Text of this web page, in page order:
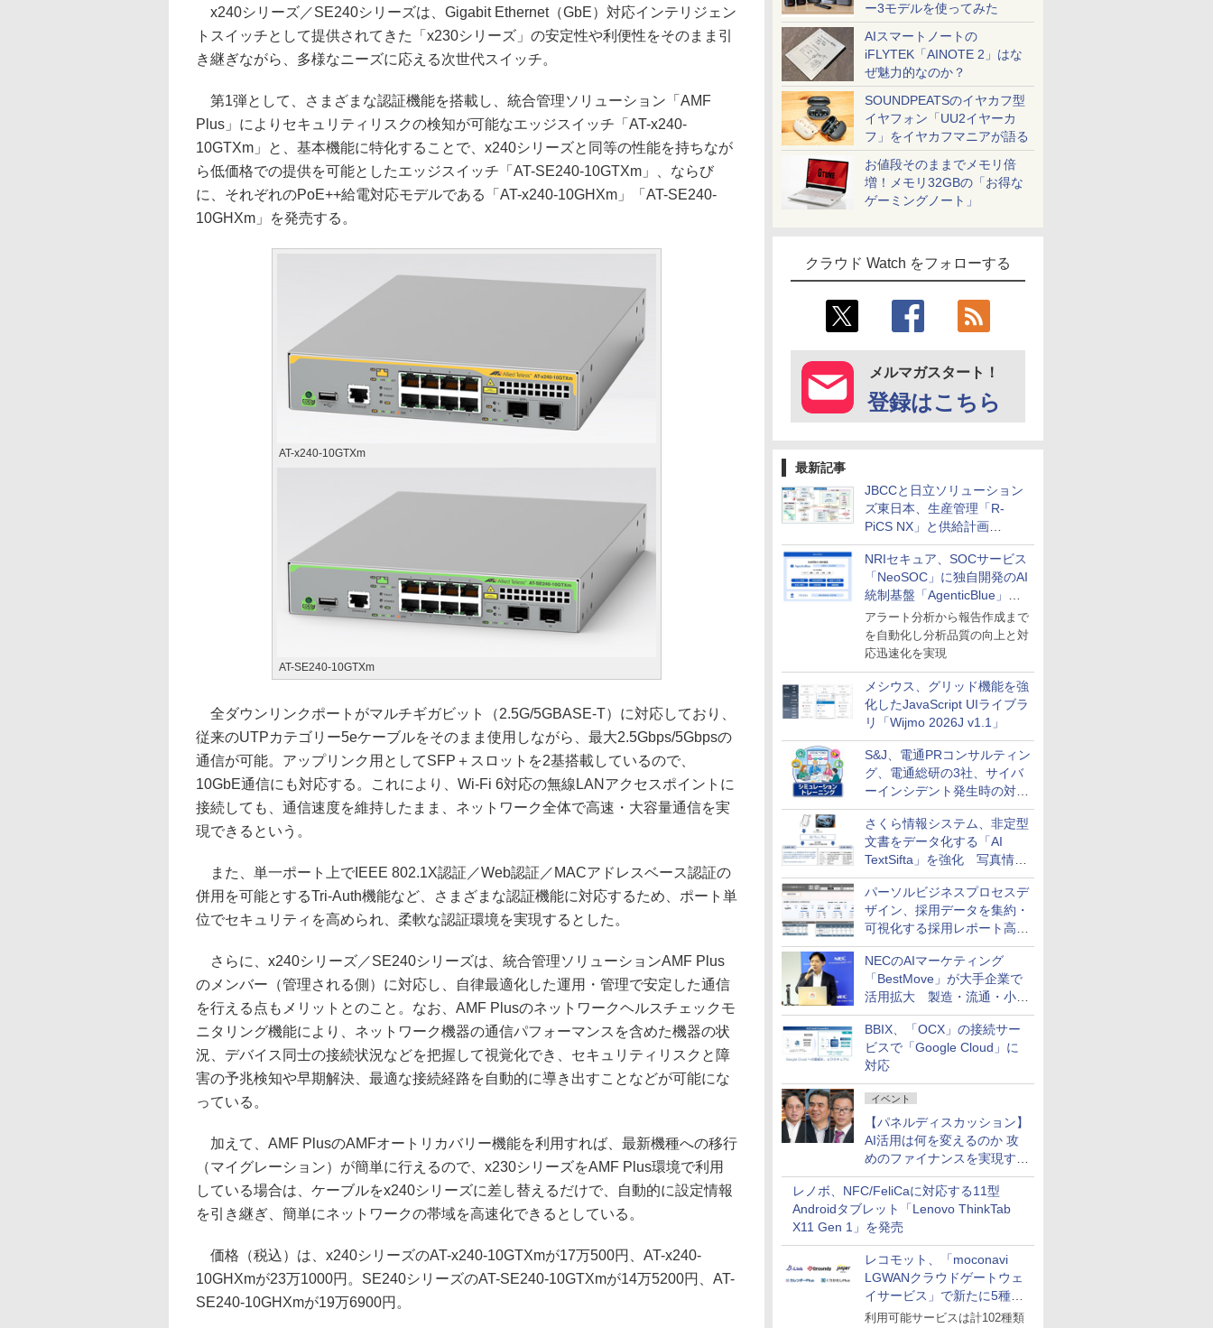
ー3モデルを使ってみた
AIスマートノートの
iFLYTEK「AINOTE 2」はな
ぜ魅力的なのか？
SOUNDPEATSのイヤカフ型
イヤフォン「UU2イヤーカ
フ」をイヤカフマニアが語る
お値段そのままでメモリ倍
増！メモリ32GBの「お得な
ゲーミングノート」
クラウド Watch をフォローする
メルマガスタート！
登録はこちら
最新記事
JBCCと日立ソリューション
ズ東日本、生産管理「R-
PiCS NX」と供給計画
「scSQUARE ISP」の連携サ
ービスを提供開始
NRIセキュア、SOCサービス
「NeoSOC」に独自開発のAI
統制基盤「AgenticBlue」を
導入
アラート分析から報告作成まで
を自動化し分析品質の向上と対
応迅速化を実現
メシウス、グリッド機能を強
化したJavaScript UIライブラ
リ「Wijmo 2026J v1.1」
S&J、電通PRコンサルティン
グ、電通総研の3社、サイバ
ーインシデント発生時の対応
と危機管理広報を一体的に訓
練するプログラムを提供
さくら情報システム、非定型
文書をデータ化する「AI
TextSifta」を強化 写真情報
のデータ化などに対応
パーソルビジネスプロセスデ
ザイン、採用データを集約・
可視化する採用レポート高速
化サービスを提供
NECのAIマーケティング
「BestMove」が大手企業で
活用拡大 製造・流通・小売
企業・広告代理店などが実装
フェーズへ
BBIX、「OCX」の接続サー
ビスで「Google Cloud」に
対応
イベント
【パネルディスカッション】
AI活用は何を変えるのか 攻
めのファイナンスを実現する
業務設計とマインドセット変
革
レノボ、NFC/FeliCaに対応する11型
Androidタブレット「Lenovo ThinkTab
X11 Gen 1」を発売
レコモット、「moconavi
LGWANクラウドゲートウェ
イサービス」で新たに5種類
のサービスと連携開始
利用可能サービスは計102種類
x240シリーズ／SE240シリーズは、Gigabit Ethernet（GbE）対応インテリジェン
トスイッチとして提供されてきた「x230シリーズ」の安定性や利便性をそのまま引
き継ぎながら、多様なニーズに応える次世代スイッチ。
第1弾として、さまざまな認証機能を搭載し、統合管理ソリューション「AMF
Plus」によりセキュリティリスクの検知が可能なエッジスイッチ「AT-x240-
10GTXm」と、基本機能に特化することで、x240シリーズと同等の性能を持ちなが
ら低価格での提供を可能としたエッジスイッチ「AT-SE240-10GTXm」、ならび
に、それぞれのPoE++給電対応モデルである「AT-x240-10GHXm」「AT-SE240-
10GHXm」を発売する。
AT-x240-10GTXm
AT-SE240-10GTXm
全ダウンリンクポートがマルチギガビット（2.5G/5GBASE-T）に対応しており、
従来のUTPカテゴリー5eケーブルをそのまま使用しながら、最大2.5Gbps/5Gbpsの
通信が可能。アップリンク用としてSFP＋スロットを2基搭載しているので、
10GbE通信にも対応する。これにより、Wi-Fi 6対応の無線LANアクセスポイントに
接続しても、通信速度を維持したまま、ネットワーク全体で高速・大容量通信を実
現できるという。
また、単一ポート上でIEEE 802.1X認証／Web認証／MACアドレスベース認証の
併用を可能とするTri-Auth機能など、さまざまな認証機能に対応するため、ポート単
位でセキュリティを高められ、柔軟な認証環境を実現するとした。
さらに、x240シリーズ／SE240シリーズは、統合管理ソリューションAMF Plus
のメンバー（管理される側）に対応し、自律最適化した運用・管理で安定した通信
を行える点もメリットとのこと。なお、AMF Plusのネットワークヘルスチェックモ
ニタリング機能により、ネットワーク機器の通信パフォーマンスを含めた機器の状
況、デバイス同士の接続状況などを把握して視覚化でき、セキュリティリスクと障
害の予兆検知や早期解決、最適な接続経路を自動的に導き出すことなどが可能にな
っている。
加えて、AMF PlusのAMFオートリカバリー機能を利用すれば、最新機種への移行
（マイグレーション）が簡単に行えるので、x230シリーズをAMF Plus環境で利用
している場合は、ケーブルをx240シリーズに差し替えるだけで、自動的に設定情報
を引き継ぎ、簡単にネットワークの帯域を高速化できるとしている。
価格（税込）は、x240シリーズのAT-x240-10GTXmが17万500円、AT-x240-
10GHXmが23万1000円。SE240シリーズのAT-SE240-10GTXmが14万5200円、AT-
SE240-10GHXmが19万6900円。